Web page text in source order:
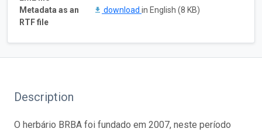
Metadata as an
RTF file
download in English (8 KB)
Description
O herbário BRBA foi fundado em 2007, neste período